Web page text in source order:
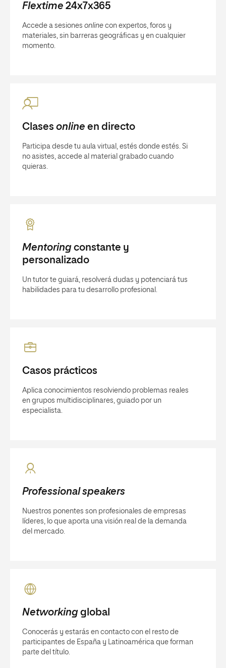
Flextime 24x7x365
Accede a sesiones online con expertos, foros y
materiales, sin barreras geográficas y en cualquier
momento.
Clases online en directo
Participa desde tu aula virtual, estés donde estés. Si
no asistes, accede al material grabado cuando
quieras.
Mentoringconstante y
personalizado
Un tutor te guiará, resolverá dudas y potenciará tus
habilidades para tu desarrollo profesional.
Casos prácticos
Aplica conocimientos resolviendo problemas reales
en grupos multidisciplinares, guiado por un
especialista.
Professional speakers
Nuestros ponentes son profesionales de empresas
líderes, lo que aporta una visión real de la demanda
del mercado.
Networkingglobal
Conocerás y estarás en contacto con el resto de
participantes de España y Latinoamérica que forman
parte del título.